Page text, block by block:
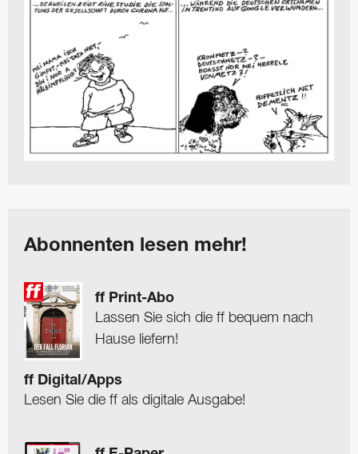
Abonnenten lesen mehr!
ff Print-Abo
Lassen Sie sich die ff bequem nach
Hause liefern!
ff Digital/Apps
Lesen Sie die ff als digitale Ausgabe!